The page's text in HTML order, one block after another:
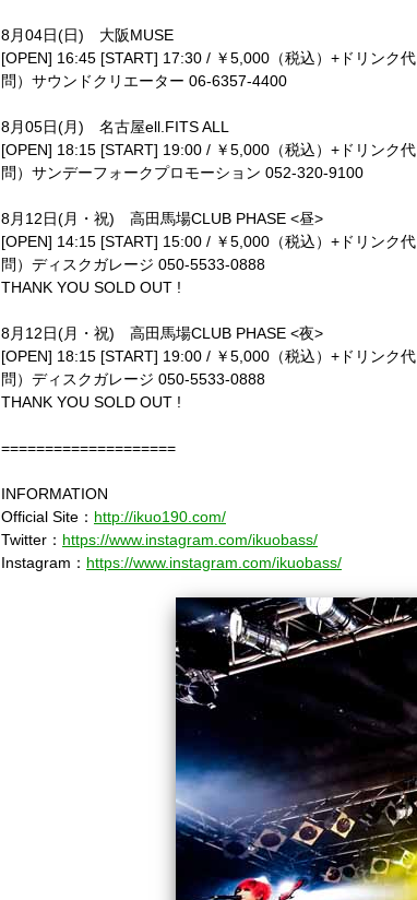
8月04日(日) 大阪MUSE
[OPEN] 16:45 [START] 17:30 / ￥5,000（税込）+ドリンク代
問）サウンドクリエーター 06-6357-4400
8月05日(月) 名古屋ell.FITS ALL
[OPEN] 18:15 [START] 19:00 / ￥5,000（税込）+ドリンク代
問）サンデーフォークプロモーション 052-320-9100
8月12日(月・祝) 高田馬場CLUB PHASE <昼>
[OPEN] 14:15 [START] 15:00 / ￥5,000（税込）+ドリンク代
問）ディスクガレージ 050-5533-0888
THANK YOU SOLD OUT !
8月12日(月・祝) 高田馬場CLUB PHASE <夜>
[OPEN] 18:15 [START] 19:00 / ￥5,000（税込）+ドリンク代
問）ディスクガレージ 050-5533-0888
THANK YOU SOLD OUT !
====================
INFORMATION
Official Site： http://ikuo190.com/
Twitter： https://www.instagram.com/ikuobass/
Instagram： https://www.instagram.com/ikuobass/